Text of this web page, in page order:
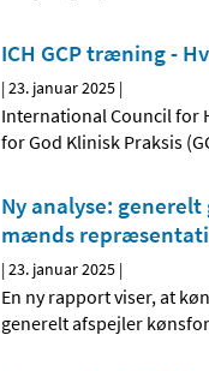
ICH GCP træning -
|23. januar 2025 |
International Council for
for God Klinisk Praksis
Ny analyse:
mænds
|23. januar 2025 |
En ny rapport viser, at
generelt afspejler